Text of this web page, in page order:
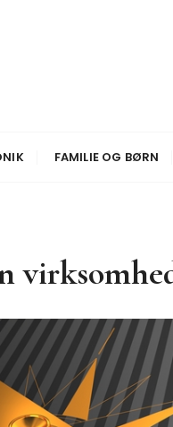
FAMILIE OG BØRN